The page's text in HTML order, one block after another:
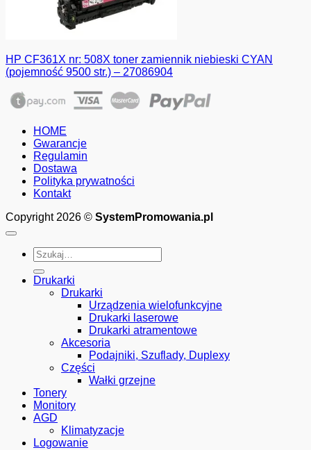
HP CF361X nr: 508X toner zamiennik niebieski CYAN
(pojemność 9500 str.) – 27086904
HOME
Gwarancje
Regulamin
Dostawa
Polityka prywatności
Kontakt
Copyright 2026 © SystemPromowania.pl
Szukaj:
Drukarki
Drukarki
Urządzenia wielofunkcyjne
Drukarki laserowe
Drukarki atramentowe
Akcesoria
Podajniki, Szuflady, Duplexy
Części
Wałki grzejne
Tonery
Monitory
AGD
Klimatyzacje
Logowanie